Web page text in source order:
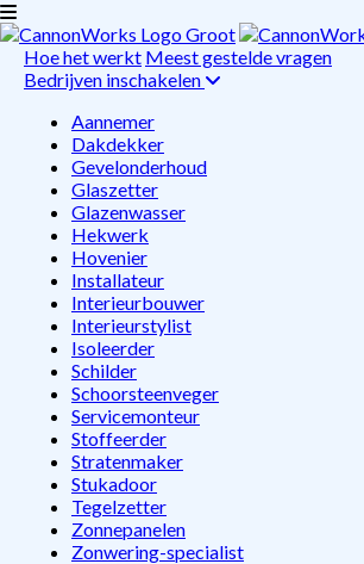
Hoe het werkt Meest gestelde vragen
Bedrijven inschakelen
Aannemer
Dakdekker
Gevelonderhoud
Glaszetter
Glazenwasser
Hekwerk
Hovenier
Installateur
Interieurbouwer
Interieurstylist
Isoleerder
Schilder
Schoorsteenveger
Servicemonteur
Stoffeerder
Stratenmaker
Stukadoor
Tegelzetter
Zonnepanelen
Zonwering-specialist